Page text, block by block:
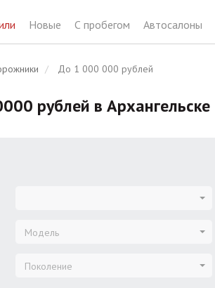
Новые С пробегом Автосалоны
До 1 000 000 рублей
рублей в Архангельске
Модель
Поколение